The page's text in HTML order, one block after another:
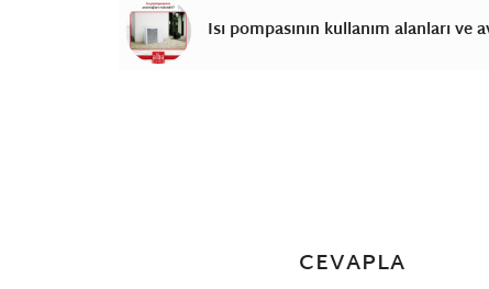
Isı pompasının kullanım alanları ve
CEVAPLA